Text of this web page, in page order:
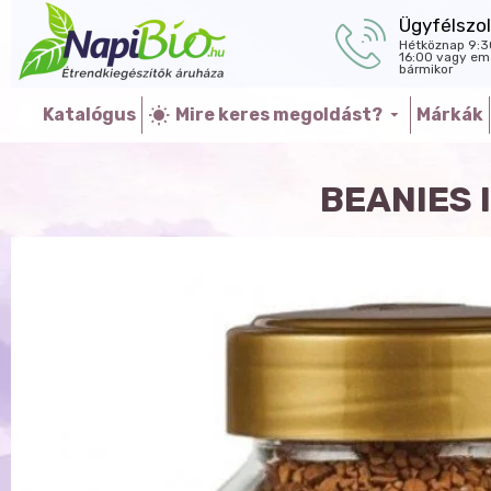
Hétköznap
16:00 vagy
bármikor
Katalógus Mire keres megoldást? Márkák
BEANIES